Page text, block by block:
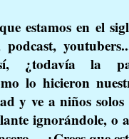
estamos en el
podcast,
¿todavía la
lo hicieron
y ve a niños
ignorándole, o